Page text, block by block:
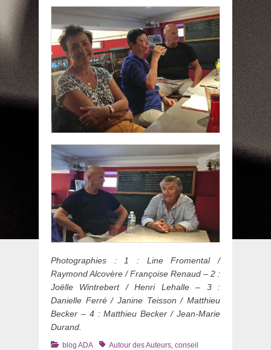
Photographies : 1 : Line Fromental /
Raymond Alcovère / Françoise Renaud – 2 :
Joëlle Wintrebert / Henri Lehalle – 3 :
Danielle Ferré / Janine Teisson / Matthieu
Becker – 4 : Matthieu Becker / Jean-Marie
Durand.
Catégories
blog ADA TagsAutour des Auteurs conseil